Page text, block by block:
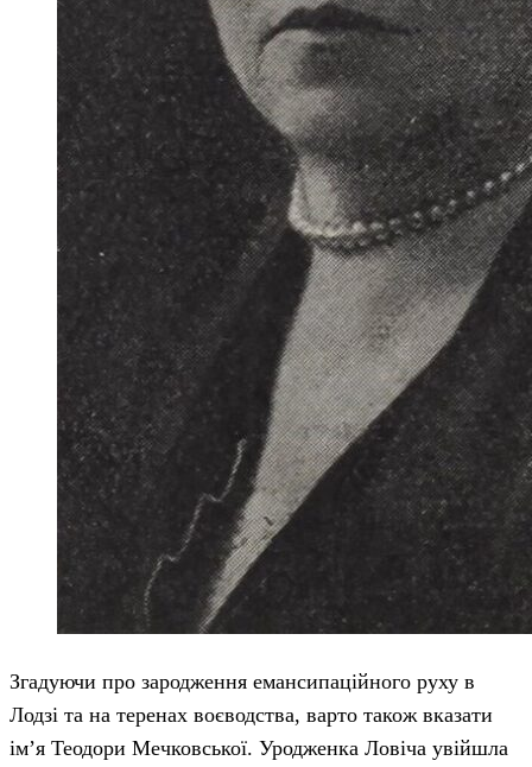
Згадуючи про зародження емансипаційного руху в
Лодзі та на теренах воєводства, варто також вказати
ім’я Теодори Мечковської. Уродженка Ловіча увійшла